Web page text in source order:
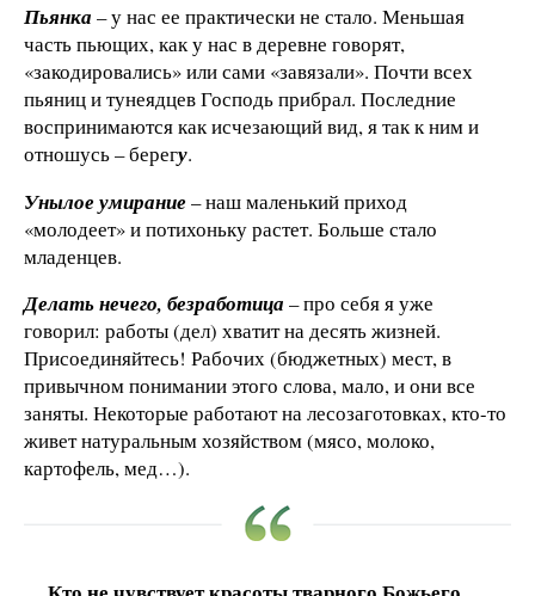
Пьянка – у нас ее практически не стало. Меньшая
часть пьющих, как у нас в деревне говорят,
«закодировались» или сами «завязали». Почти всех
пьяниц и тунеядцев Господь прибрал. Последние
воспринимаются как исчезающий вид, я так к ним и
отношусь – берегу.
Унылое умирание – наш маленький приход
«молодеет» и потихоньку растет. Больше стало
младенцев.
Делать нечего, безработица – про себя я уже
говорил: работы (дел) хватит на десять жизней.
Присоединяйтесь! Рабочих (бюджетных) мест, в
привычном понимании этого слова, мало, и они все
заняты. Некоторые работают на лесозаготовках, кто-то
живет натуральным хозяйством (мясо, молоко,
картофель, мед…).